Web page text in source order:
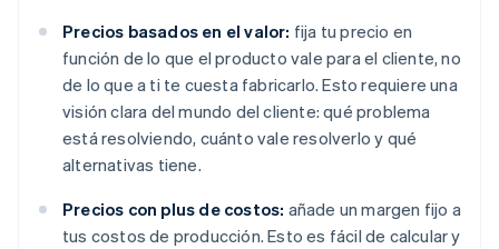
Precios basados en el valor: fija tu precio en
función de lo que el producto vale para el cliente, no
de lo que a ti te cuesta fabricarlo. Esto requiere una
visión clara del mundo del cliente: qué problema
está resolviendo, cuánto vale resolverlo y qué
alternativas tiene.
Precios con plus de costos: añade un margen fijo a
tus costos de producción. Esto es fácil de calcular y